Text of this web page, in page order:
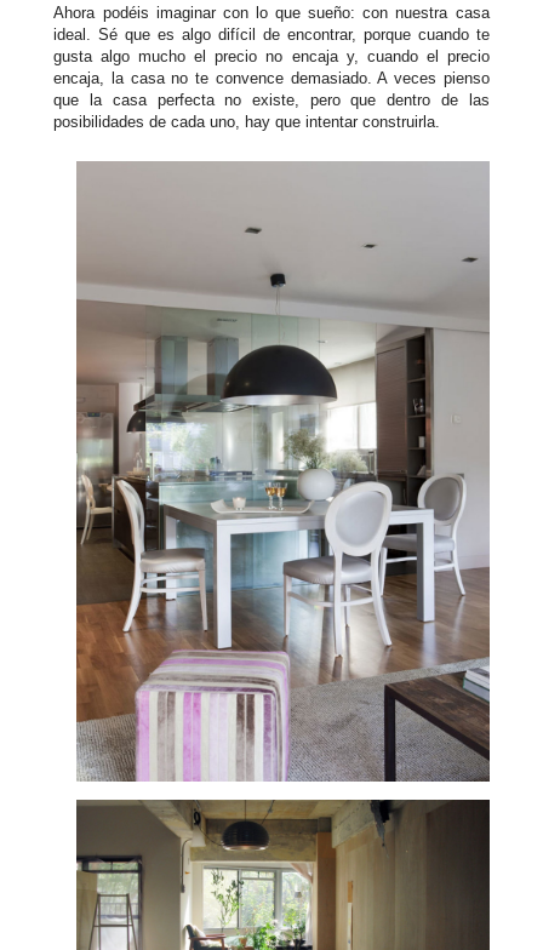
Ahora podéis imaginar con lo que sueño: con nuestra casa
ideal. Sé que es algo difícil de encontrar, porque cuando te
gusta algo mucho el precio no encaja y, cuando el precio
encaja, la casa no te convence demasiado. A veces pienso
que la casa perfecta no existe, pero que dentro de las
posibilidades de cada uno, hay que intentar construirla.